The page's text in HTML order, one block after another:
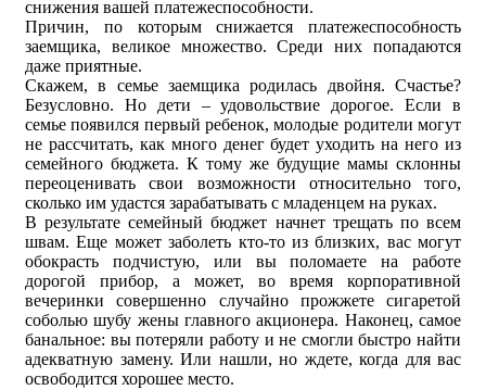
снижения вашей платежеспособности.
Причин, по которым снижается платежеспособность
заемщика, великое множество. Среди них попадаются
даже приятные.
Скажем, в семье заемщика родилась двойня. Счастье?
Безусловно. Но дети – удовольствие дорогое. Если в
семье появился первый ребенок, молодые родители могут
не рассчитать, как много денег будет уходить на него из
семейного бюджета. К тому же будущие мамы склонны
переоценивать свои возможности относительно того,
сколько им удастся зарабатывать с младенцем на руках.
В результате семейный бюджет начнет трещать по всем
швам. Еще может заболеть кто-то из близких, вас могут
обокрасть подчистую, или вы поломаете на работе
дорогой прибор, а может, во время корпоративной
вечеринки совершенно случайно прожжете сигаретой
соболью шубу жены главного акционера. Наконец, самое
банальное: вы потеряли работу и не смогли быстро найти
адекватную замену. Или нашли, но ждете, когда для вас
освободится хорошее место.